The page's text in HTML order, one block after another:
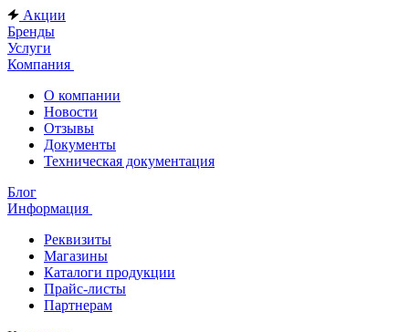
Акции
Бренды
Услуги
Компания
О компании
Новости
Отзывы
Документы
Техническая документация
Блог
Информация
Реквизиты
Магазины
Каталоги продукции
Прайс-листы
Партнерам